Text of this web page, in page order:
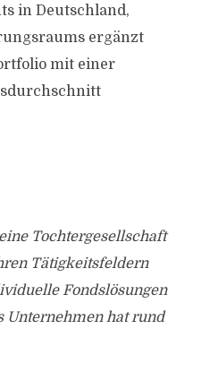
in Deutschland,
ergänzt
mit einer
Tochtergesellschaft
Tätigkeitsfeldern
Fondslösungen
Unternehmen hat rund